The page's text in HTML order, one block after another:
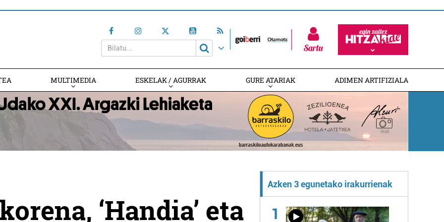
Sartu
MULTIMEDIA ESKELAK / AGURRAK GURE ATARIAK ADIMEN ARTIFIZIALA
‘Handia’ eta
Azken 3 egunetako irakurrienak
1